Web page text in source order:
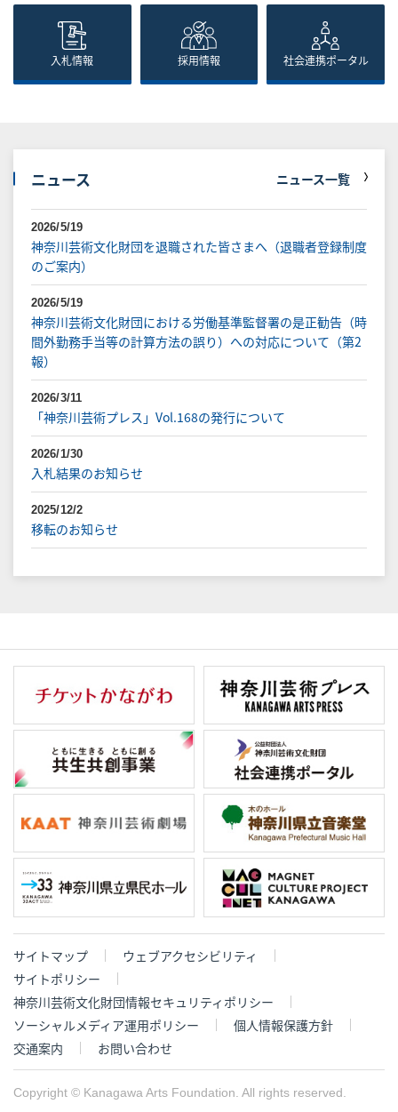
入札情報 採用情報 社会連携ポータル
ニュース ニュース一覧
2026/5/19
神奈川芸術文化財団を退職された皆さまへ（退職者登録制度
のご案内）
2026/5/19
神奈川芸術文化財団における労働基準監督署の是正勧告（時
間外勤務手当等の計算方法の誤り）への対応について（第2
報）
2026/3/11
「神奈川芸術プレス」Vol.168の発行について
2026/1/30
入札結果のお知らせ
2025/12/2
移転のお知らせ
サイトマップ
ウェブアクセシビリティ
サイトポリシー
神奈川芸術文化財団情報セキュリティポリシー
ソーシャルメディア運用ポリシー
個人情報保護方針
交通案内
お問い合わせ
Copyright © Kanagawa Arts Foundation. All rights reserved.